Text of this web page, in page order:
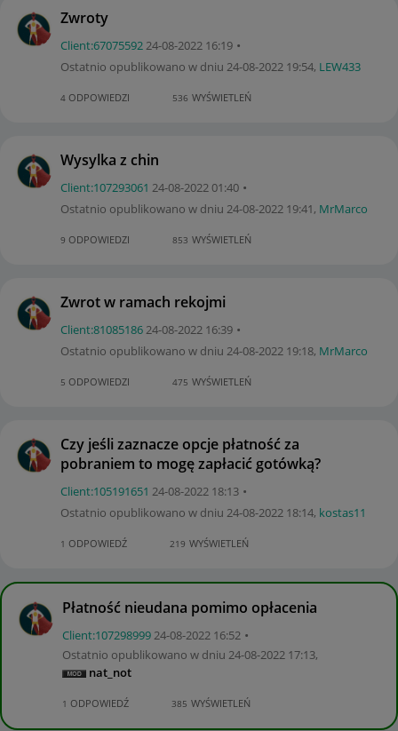
Zwroty
Client:67075592‎24-08-2022 16:19
Ostatnio opublikowano w dniu ‎24-08-2022 19:54, LEW433
4 ODPOWIEDZI 536 WYŚWIETLEŃ
Wysylka z chin
Client:107293061 ‎24-08-202201:40
Ostatnio opublikowano w dniu ‎24-08-2022 19:41, MrMarco
9 ODPOWIEDZI 853 WYŚWIETLEŃ
Zwrot w ramach rekojmi
Client:81085186‎24-08-2022 16:39
Ostatnio opublikowano w dniu ‎24-08-2022 19:18, MrMarco
5 ODPOWIEDZI 475 WYŚWIETLEŃ
Czy jeśli zaznacze opcje płatność za
pobraniem to mogę zapłacić gotówką?
Client:105191651 ‎24-08-2022 18:13
Ostatnio opublikowano w dniu ‎24-08-2022 18:14, kostas11
1 ODPOWIEDŹ 219 WYŚWIETLEŃ
Płatność nieudana pomimo opłacenia
Client:107298999‎24-08-2022 16:52
Ostatnio opublikowano w dniu ‎24-08-2022 17:13,
nat_not
1 ODPOWIEDŹ 385 WYŚWIETLEŃ